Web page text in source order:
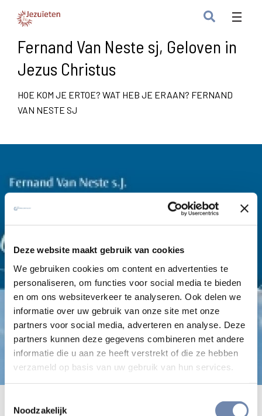
Deze website maakt gebruik van cookies
We gebruiken cookies om content en advertenties te
personaliseren, om functies voor social media te bieden
en om ons websiteverkeer te analyseren. Ook delen we
informatie over uw gebruik van onze site met onze
partners voor social media, adverteren en analyse. Deze
partners kunnen deze gegevens combineren met andere
informatie die u aan ze heeft verstrekt of die ze hebben
verzameld op basis van uw gebruik van hun services.
Noodzakelijk
Fernand Van Neste sj, Geloven in
Jezus Christus
HOE KOM JE ERTOE? WAT HEB JE ERAAN? FERNAND
VAN NESTE SJ
Hoe kom je ertoe? Wat heb je eraan?